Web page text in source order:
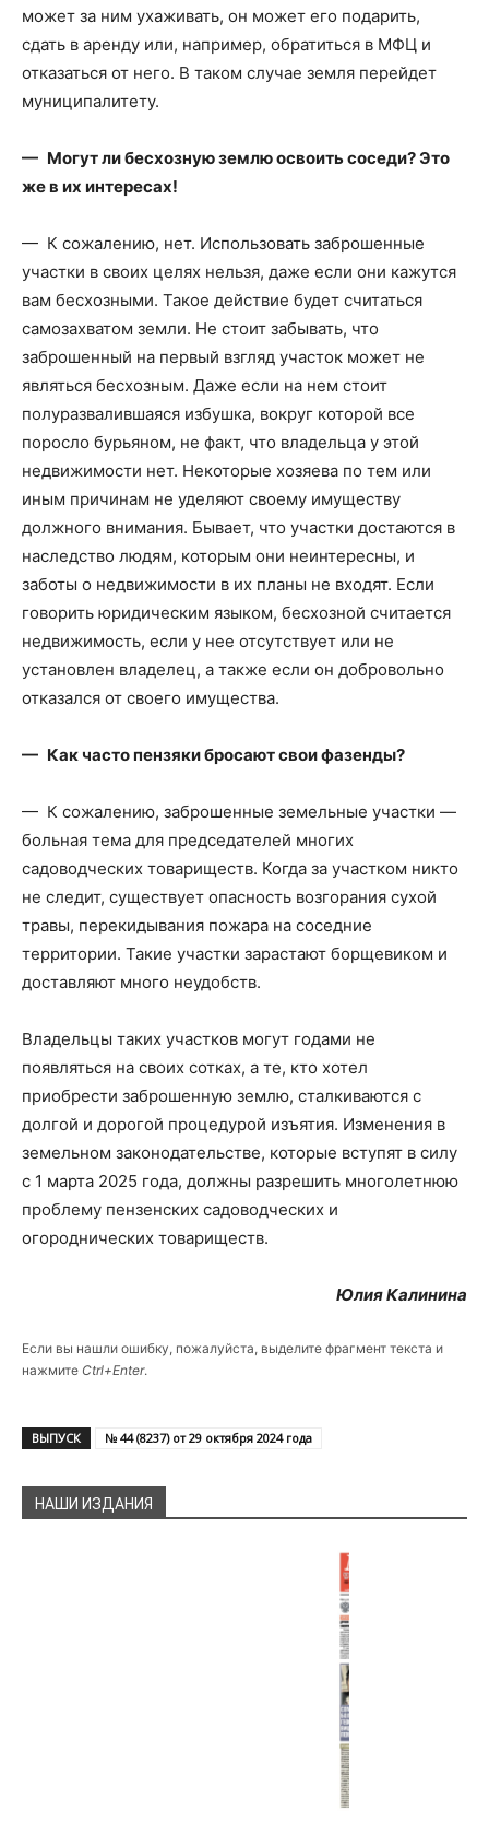
может за ним ухаживать, он может его подарить,
сдать в аренду или, например, обратиться в МФЦ и
отказаться от него. В таком случае земля перейдет
муниципалитету.
— Могут ли бесхозную землю освоить соседи? Это
же в их интересах!
— К сожалению, нет. Использовать заброшенные
участки в своих целях нельзя, даже если они кажутся
вам бесхозными. Такое действие будет считаться
самозахватом земли. Не стоит забывать, что
заброшенный на первый взгляд участок может не
являться бесхозным. Даже если на нем стоит
полуразвалившаяся избушка, вокруг которой все
поросло бурьяном, не факт, что владельца у этой
недвижимости нет. Некоторые хозяева по тем или
иным причинам не уделяют своему имуществу
должного внимания. Бывает, что участки достаются в
наследство людям, которым они неинтересны, и
заботы о недвижимости в их планы не входят. Если
говорить юридическим языком, бесхозной считается
недвижимость, если у нее отсутствует или не
установлен владелец, а также если он добровольно
отказался от своего имущества.
— Как часто пензяки бросают свои фазенды?
— К сожалению, заброшенные земельные участки —
больная тема для председателей многих
садоводческих товариществ. Когда за участком никто
не следит, существует опасность возгорания сухой
травы, перекидывания пожара на соседние
территории. Такие участки зарастают борщевиком и
доставляют много неудобств.
Владельцы таких участков могут годами не
появляться на своих сотках, а те, кто хотел
приобрести заброшенную землю, сталкиваются с
долгой и дорогой процедурой изъятия. Изменения в
земельном законодательстве, которые вступят в силу
с 1 марта 2025 года, должны разрешить многолетнюю
проблему пензенских садоводческих и
огороднических товариществ.
Юлия Калинина
Если вы нашли ошибку, пожалуйста, выделите фрагмент текста и
нажмите Ctrl+Enter.
ВЫПУСК № 44 (8237) от 29 октября 2024 года
НАШИ ИЗДАНИЯ